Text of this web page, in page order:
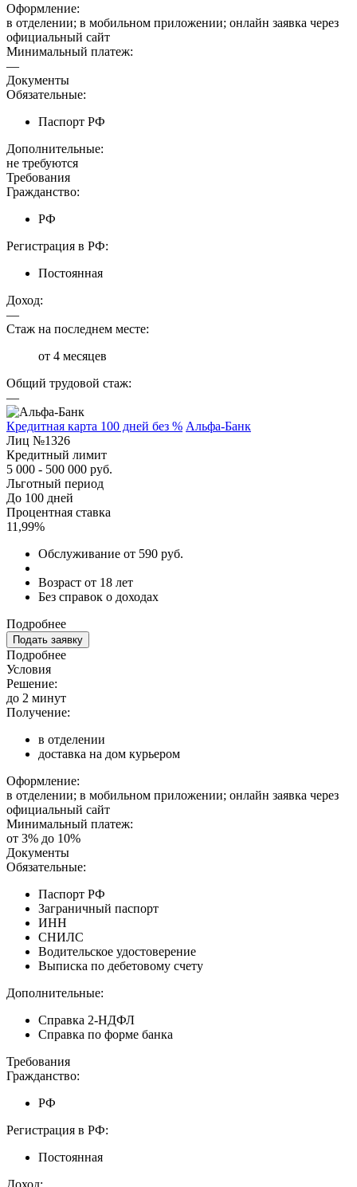
Оформление:
в отделении; в мобильном приложении; онлайн заявка через
официальный сайт
Минимальный платеж:
—
Документы
Обязательные:
Паспорт РФ
Дополнительные:
не требуются
Требования
Гражданство:
РФ
Регистрация в РФ:
Постоянная
Доход:
—
Стаж на последнем месте:
от 4 месяцев
Общий трудовой стаж:
—
Кредитная карта 100 дней без % Альфа-Банк
Лиц №1326
Кредитный лимит
5 000 - 500 000 руб.
Льготный период
До 100 дней
Процентная ставка
11,99%
Обслуживание от 590 руб.
Возраст от 18 лет
Без справок о доходах
Подробнее
Подать заявку
Подробнее
Условия
Решение:
до 2 минут
Получение:
в отделении
доставка на дом курьером
Оформление:
в отделении; в мобильном приложении; онлайн заявка через
официальный сайт
Минимальный платеж:
от 3% до 10%
Документы
Обязательные:
Паспорт РФ
Заграничный паспорт
ИНН
СНИЛС
Водительское удостоверение
Выписка по дебетовому счету
Дополнительные:
Справка 2-НДФЛ
Справка по форме банка
Требования
Гражданство:
РФ
Регистрация в РФ:
Постоянная
Доход: